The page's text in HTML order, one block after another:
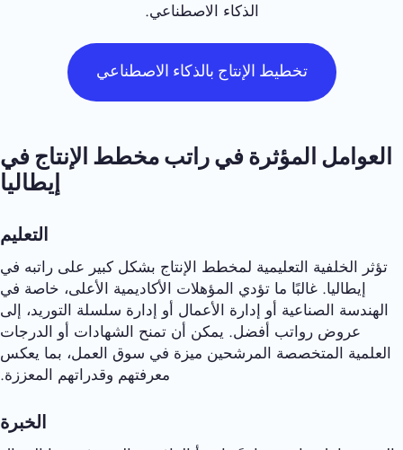
الذكاء الاصطناعي.
تخطيط الإنتاج بالذكاء الاصطناعي
العوامل المؤثرة في راتب مخطط الإنتاج في
إيطاليا
التعليم
تؤثر الخلفية التعليمية لمخطط الإنتاج بشكل كبير على راتبه في
إيطاليا. غالبًا ما تؤدي المؤهلات الأكاديمية الأعلى، خاصة في
الهندسة الصناعية أو إدارة الأعمال أو إدارة سلسلة التوريد، إلى
عروض رواتب أفضل. يمكن أن تمنح الشهادات أو الدرجات
العلمية المتخصصة المرشحين ميزة في سوق العمل، بما يعكس
معرفتهم وقدراتهم المعززة.
الخبرة